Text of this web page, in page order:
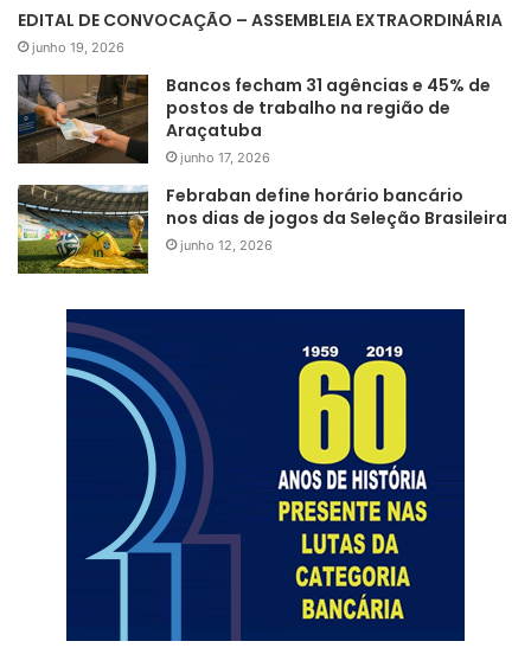
EDITAL DE CONVOCAÇÃO – ASSEMBLEIA EXTRAORDINÁRIA
junho 19, 2026
Bancos fecham 31 agências e 45% de
postos de trabalho na região de
Araçatuba
junho 17, 2026
Febraban define horário bancário
nos dias de jogos da Seleção Brasileira
junho 12, 2026